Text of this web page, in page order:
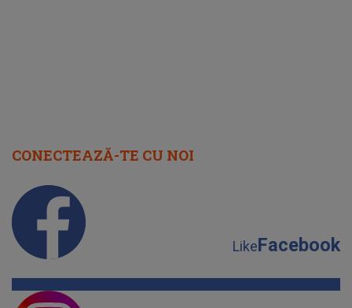
CONECTEAZĂ-TE CU NOI
LikeFacebook